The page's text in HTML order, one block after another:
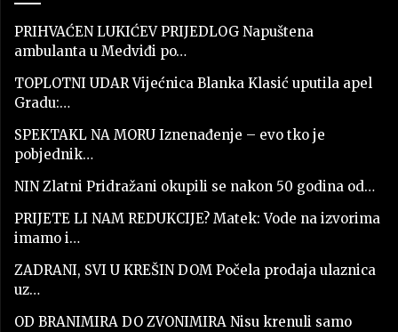
PRIHVAĆEN LUKIĆEV PRIJEDLOG Napuštena
ambulanta u Medviđi po…
TOPLOTNI UDAR Vijećnica Blanka Klasić uputila apel
Gradu:…
SPEKTAKL NA MORU Iznenađenje – evo tko je
pobjednik…
NIN Zlatni Pridražani okupili se nakon 50 godina od…
PRIJETE LI NAM REDUKCIJE? Matek: Vode na izvorima
imamo i…
ZADRANI, SVI U KREŠIN DOM Počela prodaja ulaznica
uz…
OD BRANIMIRA DO ZVONIMIRA Nisu krenuli samo